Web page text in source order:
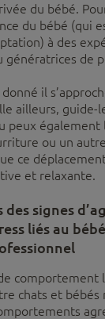
du bébé.
du bébé (qui
à des
génératrices de
il
ailleurs, guide-
peux
ou un
ce
et relaxante.
signes
liés au
comportement
chats et bébés